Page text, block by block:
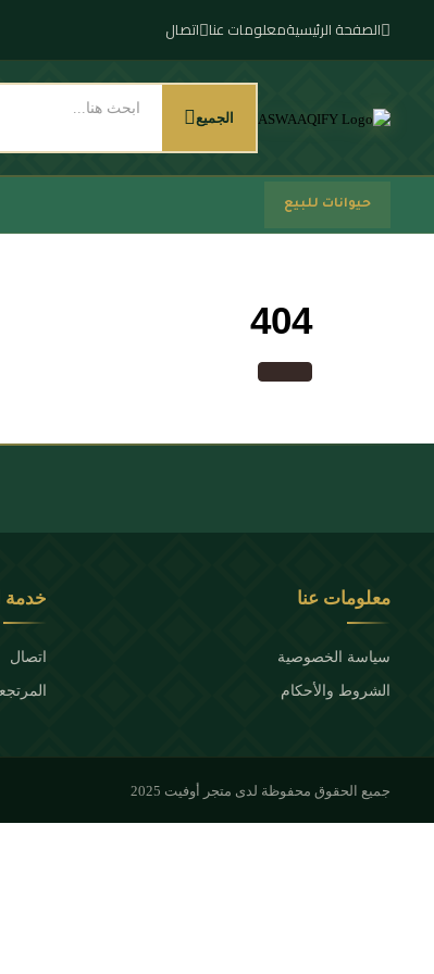
الصفحة الرئيسيةمعلومات عنا اتصال
الجميع
حيوانات للبيع
404
معلومات عنا
سياسة الخصوصية
الشروط والأحكام
خدمة
اتصال
جميع الحقوق محفوظة لدى متجر أوفيت 2025